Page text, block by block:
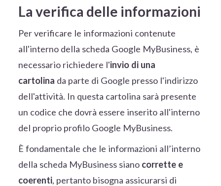
La verifica delle informazioni
Per verificare le informazioni contenute
all'interno della scheda Google MyBusiness, è
necessario richiedere l'invio di una
cartolina da parte di Google presso l'indirizzo
dell'attività. In questa cartolina sarà presente
un codice che dovrà essere inserito all'interno
del proprio profilo Google MyBusiness.
È fondamentale che le informazioni all’interno
della scheda MyBusiness siano corrette e
coerenti, pertanto bisogna assicurarsi di